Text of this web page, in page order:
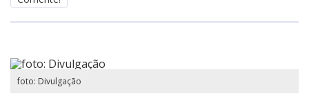
Colunistas
Classificados
foto: Divulgação